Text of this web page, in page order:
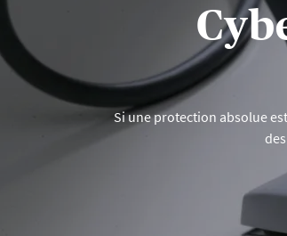
Si une protection absolue